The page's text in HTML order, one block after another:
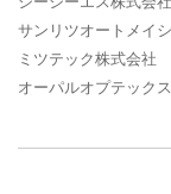
サンリツオートメイ
ミツテック株式会社
オーパルオプテック